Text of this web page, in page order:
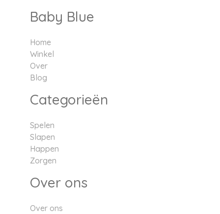
Baby Blue
Home
Winkel
Over
Blog
Categorieën
Spelen
Slapen
Happen
Zorgen
Over ons
Over ons